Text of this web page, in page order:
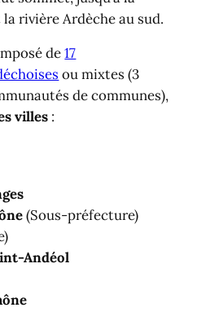
rivière Ardèche au sud.
de17
ou mixtes (3
de communes),
villes :
(Sous-préfecture)
Andéol